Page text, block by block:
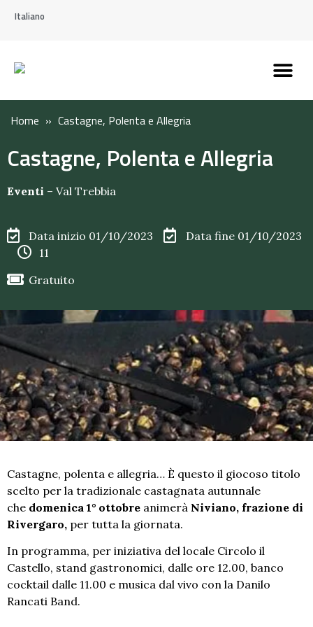
Italiano
Home » Castagne, Polenta e Allegria
Castagne, Polenta e Allegria
Eventi – Val Trebbia
Data inizio 01/10/2023
Data fine 01/10/2023
11
Gratuito
Castagne, polenta e allegria… È questo il giocoso titolo
scelto per la tradizionale castagnata autunnale
che domenica 1° ottobre animerà Niviano, frazione di
Rivergaro, per tutta la giornata.
In programma, per iniziativa del locale Circolo il
Castello, stand gastronomici, dalle ore 12.00, banco
cocktail dalle 11.00 e musica dal vivo con la Danilo
Rancati Band.